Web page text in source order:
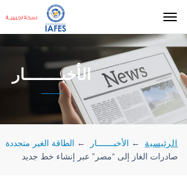
الأخبـــــــار
الرئيسية ← الأخبـــــــار ← الطاقة الغير متجددة
صادرات الغاز إلى “مصر” عبر إنشاء خط جديد